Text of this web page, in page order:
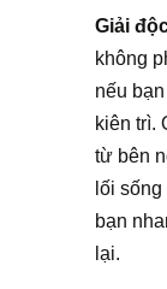
Giải
không
nếu
kiên trì.
từ bên
lối
bạn
lại.